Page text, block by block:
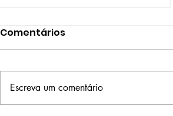
Comentários
Escreva um comentário